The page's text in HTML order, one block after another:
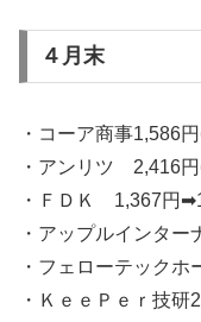
４月末
・コーア商事1,586
・アンリツ 2,416
・ＦＤＫ 1,367円
・アップルインタ
・フェローテック
・ＫｅｅＰｅｒ技研